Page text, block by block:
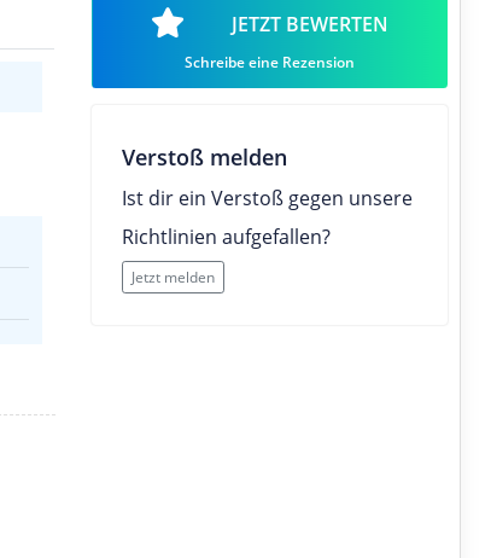
JETZT BEWERTEN
Schreibe eine Rezension
Verstoß melden
Ist dir ein Verstoß gegen unsere
Richtlinien aufgefallen?
Jetzt melden